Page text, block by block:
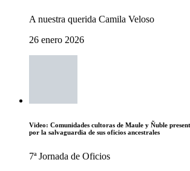
A nuestra querida Camila Veloso
26 enero 2026
Video: Comunidades cultoras de Maule y Ñuble
por la salvaguardia de sus oficios ancestrales
7ª Jornada de Oficios